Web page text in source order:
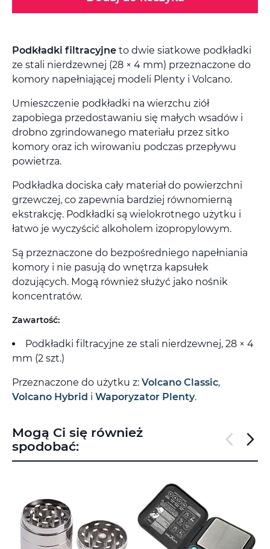
Podkładki filtracyjne to dwie siatkowe podkładki
ze stali nierdzewnej (28 × 4 mm) przeznaczone do
komory napełniającej modeli Plenty i Volcano.
Umieszczenie podkładki na wierzchu ziół
zapobiega przedostawaniu się małych wsadów i
drobno zgrindowanego materiału przez sitko
komory oraz ich wirowaniu podczas przepływu
powietrza.
Podkładka dociska cały materiał do powierzchni
grzewczej, co zapewnia bardziej równomierną
ekstrakcję. Podkładki są wielokrotnego użytku i
łatwo je wyczyścić alkoholem izopropylowym.
Są przeznaczone do bezpośredniego napełniania
komory i nie pasują do wnętrza kapsułek
dozujących. Mogą również służyć jako nośnik
koncentratów.
Zawartość:
Podkładki filtracyjne ze stali nierdzewnej, 28 × 4
mm (2 szt.)
Przeznaczone do użytku z: Volcano Classic,
Volcano Hybrid i Waporyzator Plenty.
Mogą Ci się również
spodobać: